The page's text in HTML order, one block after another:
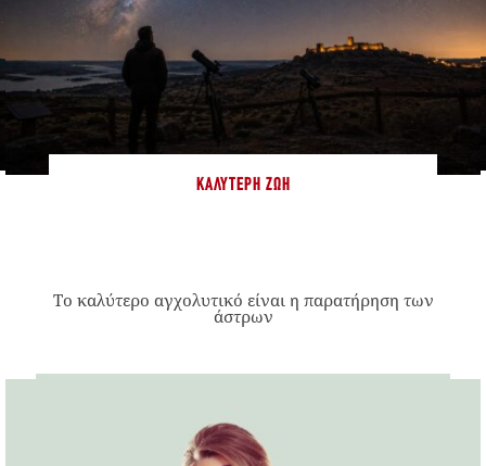
ΚΑΛΎΤΕΡΗ ΖΩΉ
Το καλύτερο αγχολυτικό είναι η παρατήρηση των
άστρων